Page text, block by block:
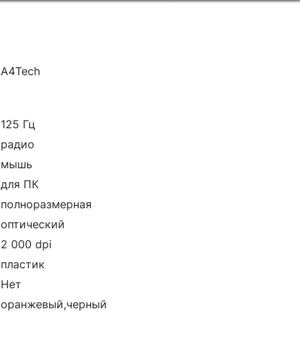
A4Tech
125 Гц
радио
мышь
для ПК
полноразмерная
оптический
2 000 dpi
пластик
Нет
оранжевый,черный